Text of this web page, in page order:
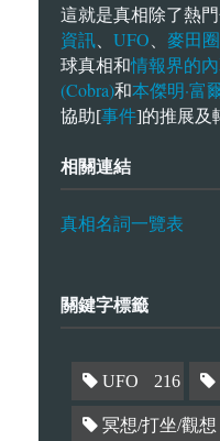
這就是真相除了熱
資訊
UFO 麥田圈
球真相和情報界的
(Cobra)和本傑明·富
協助[事件]的推展及
相關連結
真相名詞一覽表
關鍵字標籤
UFO 216
冥想/打坐/觀想